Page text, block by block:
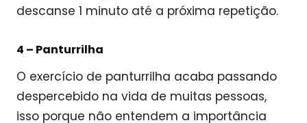
descanse 1 minuto até a próxima repetição.
4 – Panturrilha
O exercício de panturrilha acaba passando
despercebido na vida de muitas pessoas,
isso porque não entendem a importância